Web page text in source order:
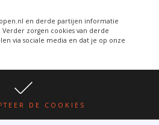
en derde partijen informatie
zorgen cookies van derde
via sociale media en dat je op onze
DE COOKIES